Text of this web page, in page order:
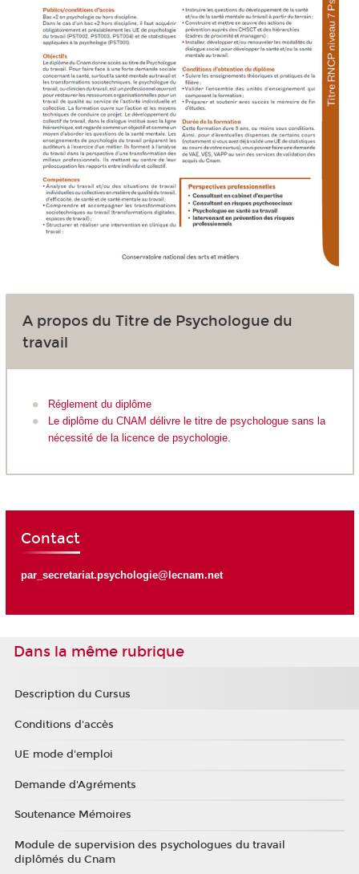
A propos du Titre de Psychologue du
travail
Réglement du diplôme
Le diplôme du CNAM délivre le titre de psychologue sans la
nécessité de la licence de psychologie.
Contact
par_secretariat.psychologie@lecnam.net
Dans la même rubrique
Description du Cursus
Conditions d'accès
UE mode d'emploi
Demande d'Agréments
Soutenance Mémoires
Module de supervision des psychologues du travail
diplômés du Cnam